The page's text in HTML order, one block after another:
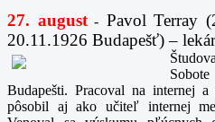
27. august- Pavol Terray
20.11.1926 Budapešť) –
Budapešti. Pracoval na internej
pôsobil aj ako učiteľ internej